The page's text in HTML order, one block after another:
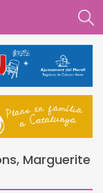
Marguerite